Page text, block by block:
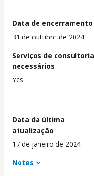
Data de encerramento
31 de outubro de 2024
Serviços de consultoria
necessários
Yes
Data da última
atualização
17 de janeiro de 2024
Notes